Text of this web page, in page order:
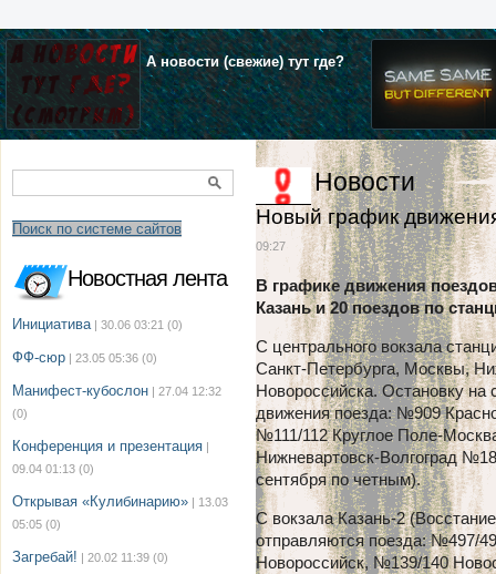
А новости (свежие) тут где?
Поиск по системе сайтов
Новостная лента
Инициатива | 30.06 03:21 (0)
ФФ-сюр | 23.05 05:36 (0)
Манифест-кубослон | 27.04 12:32
(0)
Конференция и презентация |
09.04 01:13 (0)
Открывая «Кулибинарию» | 13.03
05:05 (0)
Загребай! | 20.02 11:39 (0)
Новости
Новый график
09:27
В графике движения
Казань и 20 поездов по
С центрального вокзала
Санкт-Петербурга, Москвы,
Новороссийска. Остановку на
движения поезда: №909
№111/112 Круглое Поле-
Нижневартовск-Волгоград
сентября по четным).
С вокзала Казань-2
отправляются поезда: №497/
Новороссийск, №139/140